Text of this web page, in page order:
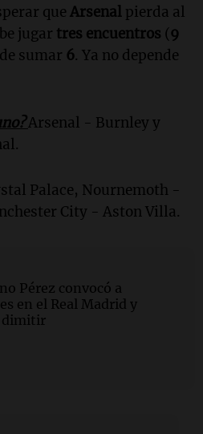
que Arsenal pierda al
jugar tres encuentros (9
sumar 6. Ya no depende
Arsenal - Burnley y
Palace, Nournemoth -
City - Aston Villa.
Pérez convocó a
en el Real Madrid y
dimitir